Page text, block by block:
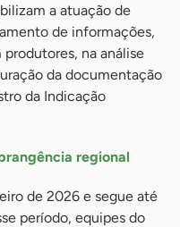
a atuação de
de informações,
na análise
da documentação
da Indicação
regional
de 2026 e segue até
período, equipes do